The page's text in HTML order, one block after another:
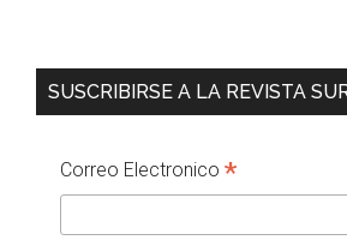
SUSCRIBIRSE A LA REVISTA
Correo Electronico *